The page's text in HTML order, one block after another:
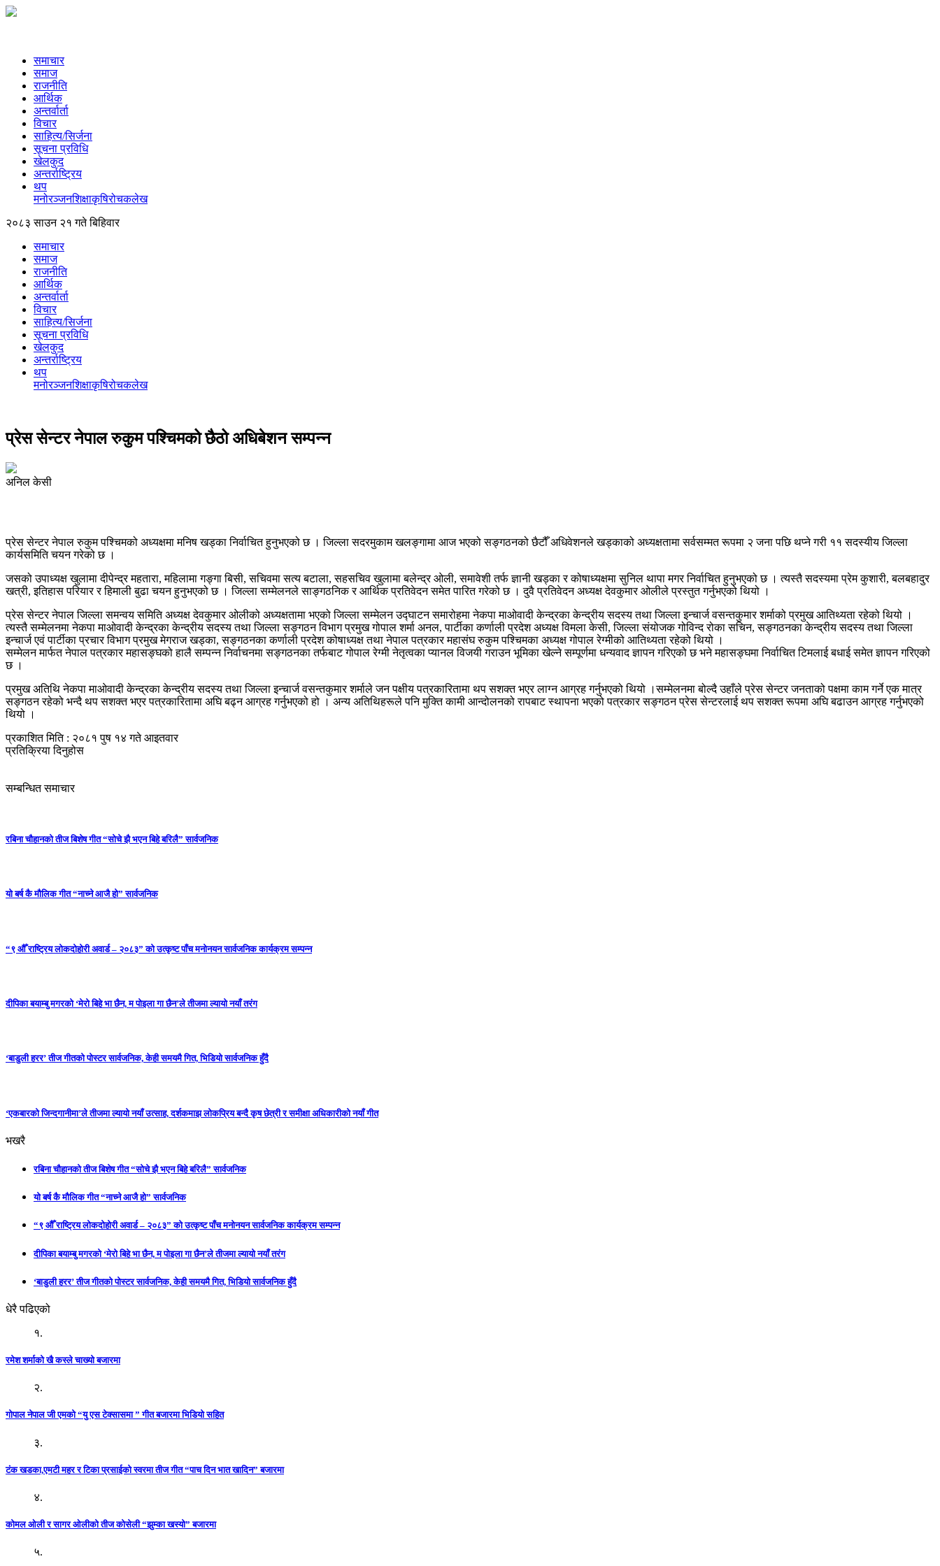
समाचार
समाज
राजनीति
आर्थिक
अन्तर्वार्ता
विचार
साहित्य/सिर्जना
सूचना प्रविधि
खेलकुद
अन्तर्राष्ट्रिय
थप
मनोरञ्‍जनशिक्षाकृषिरोचकलेख
२०८३ साउन २१ गते बिहिवार
समाचार
समाज
राजनीति
आर्थिक
अन्तर्वार्ता
विचार
साहित्य/सिर्जना
सूचना प्रविधि
खेलकुद
अन्तर्राष्ट्रिय
थप
मनोरञ्‍जनशिक्षाकृषिरोचकलेख
प्रेस सेन्टर नेपाल रुकुम पश्चिमको छैठो अधिबेशन सम्पन्न
अनिल केसी
प्रेस सेन्टर नेपाल रुकुम पश्चिमको अध्यक्षमा मनिष खड्का निर्वाचित हुनुभएको छ । जिल्ला सदरमुकाम खलङ्गामा आज भएको सङ्गठनको छैटौँ अधिवेशनले खड्काको अध्यक्षतामा सर्वसम्मत रूपमा २ जना पछि थप्ने गरी ११ सदस्यीय जिल्ला
कार्यसमिति चयन गरेको छ ।
जसको उपाध्यक्ष खुलामा दीपेन्द्र महतारा, महिलामा गङ्गा बिसी, सचिवमा सत्य बटाला, सहसचिव खुलामा बलेन्द्र ओली, समावेशी तर्फ ज्ञानी खड्का र कोषाध्यक्षमा सुनिल थापा मगर निर्वाचित हुनुभएको छ । त्यस्तै सदस्यमा प्रेम कुशारी, बलबहादुर
खत्री, इतिहास परियार र हिमाली बुढा चयन हुनुभएको छ । जिल्ला सम्मेलनले साङ्गठनिक र आर्थिक प्रतिवेदन समेत पारित गरेको छ । दुवै प्रतिवेदन अध्यक्ष देवकुमार ओलीले प्रस्तुत गर्नुभएको थियो ।
प्रेस सेन्टर नेपाल जिल्ला समन्वय समिति अध्यक्ष देवकुमार ओलीको अध्यक्षतामा भएको जिल्ला सम्मेलन उद्घाटन समारोहमा नेकपा माओवादी केन्द्रका केन्द्रीय सदस्य तथा जिल्ला इन्चार्ज वसन्तकुमार शर्माको प्रमुख आतिथ्यता रहेको थियो ।
त्यस्तै सम्मेलनमा नेकपा माओवादी केन्द्रका केन्द्रीय सदस्य तथा जिल्ला सङ्गठन विभाग प्रमुख गोपाल शर्मा अनल, पार्टीका कर्णाली प्रदेश अध्यक्ष विमला केसी, जिल्ला संयोजक गोविन्द रोका सचिन, सङ्गठनका केन्द्रीय सदस्य तथा जिल्ला
इन्चार्ज एवं पार्टीका प्रचार विभाग प्रमुख मेगराज खड्का, सङ्गठनका कर्णाली प्रदेश कोषाध्यक्ष तथा नेपाल पत्रकार महासंघ रुकुम पश्चिमका अध्यक्ष गोपाल रेग्मीको आतिथ्यता रहेको थियो ।
सम्मेलन मार्फत नेपाल पत्रकार महासङ्घको हालै सम्पन्न निर्वाचनमा सङ्गठनका तर्फबाट गोपाल रेग्मी नेतृत्वका प्यानल विजयी गराउन भूमिका खेल्ने सम्पूर्णमा धन्यवाद ज्ञापन गरिएको छ भने महासङ्घमा निर्वाचित टिमलाई बधाई समेत ज्ञापन गरिएको
छ ।
प्रमुख अतिथि नेकपा माओवादी केन्द्रका केन्द्रीय सदस्य तथा जिल्ला इन्चार्ज वसन्तकुमार शर्माले जन पक्षीय पत्रकारितामा थप सशक्त भएर लाग्न आग्रह गर्नुभएको थियो ।सम्मेलनमा बोल्दै उहाँले प्रेस सेन्टर जनताको पक्षमा काम गर्ने एक मात्र
सङ्गठन रहेको भन्दै थप सशक्त भएर पत्रकारितामा अघि बढ्न आग्रह गर्नुभएको हो । अन्य अतिथिहरूले पनि मुक्ति कामी आन्दोलनको रापबाट स्थापना भएको पत्रकार सङ्गठन प्रेस सेन्टरलाई थप सशक्त रूपमा अघि बढाउन आग्रह गर्नुभएको
थियो ।
प्रकाशित मिति : २०८१ पुष १४ गते आइतवार
प्रतिक्रिया दिनुहोस
सम्बन्धित समाचार
रबिना चौहानको तीज बिशेष गीत “सोचे झै भएन बिहे बरिलै” सार्वजनिक
यो बर्ष कै मौलिक गीत “नाच्ने आजै हो” सार्वजनिक
“९ औँ राष्ट्रिय लोकदोहोरी अवार्ड – २०८३” को उत्कृष्ट पाँच मनोनयन सार्वजनिक कार्यक्रम सम्पन्न
दीपिका बयाम्बु मगरको ‘मेरो बिहे भा छैन, म पोइला गा छैन’ले तीजमा ल्यायो नयाँ तरंग
‘बाडुली हरर’ तीज गीतको पोस्टर सार्वजनिक, केही समयमै गित, भिडियो सार्वजनिक हुँदै
‘एकबारको जिन्दगानीमा’ले तीजमा ल्यायो नयाँ उत्साह, दर्शकमाझ लोकप्रिय बन्दै कृष छेत्री र समीक्षा अधिकारीको नयाँ गीत
भखरै
रबिना चौहानको तीज बिशेष गीत “सोचे झै भएन बिहे बरिलै” सार्वजनिक
यो बर्ष कै मौलिक गीत “नाच्ने आजै हो” सार्वजनिक
“९ औँ राष्ट्रिय लोकदोहोरी अवार्ड – २०८३” को उत्कृष्ट पाँच मनोनयन सार्वजनिक कार्यक्रम सम्पन्न
दीपिका बयाम्बु मगरको ‘मेरो बिहे भा छैन, म पोइला गा छैन’ले तीजमा ल्यायो नयाँ तरंग
‘बाडुली हरर’ तीज गीतको पोस्टर सार्वजनिक, केही समयमै गित, भिडियो सार्वजनिक हुँदै
धेरै पढिएको
१.
रमेश शर्माको खै कस्ले चाख्यो बजारमा
२.
गोपाल नेपाल जी एमको “यु एस टेक्सासमा ” गीत बजारमा भिडियो सहित
३.
टंक खडका,एमटी महर र टिका प्रसाईको स्वरमा तीज गीत “पाच दिन भात खादिन” बजारमा
४.
कोमल ओली र सागर ओलीको तीज कोसेली “झुम्का खस्यो” बजारमा
५.